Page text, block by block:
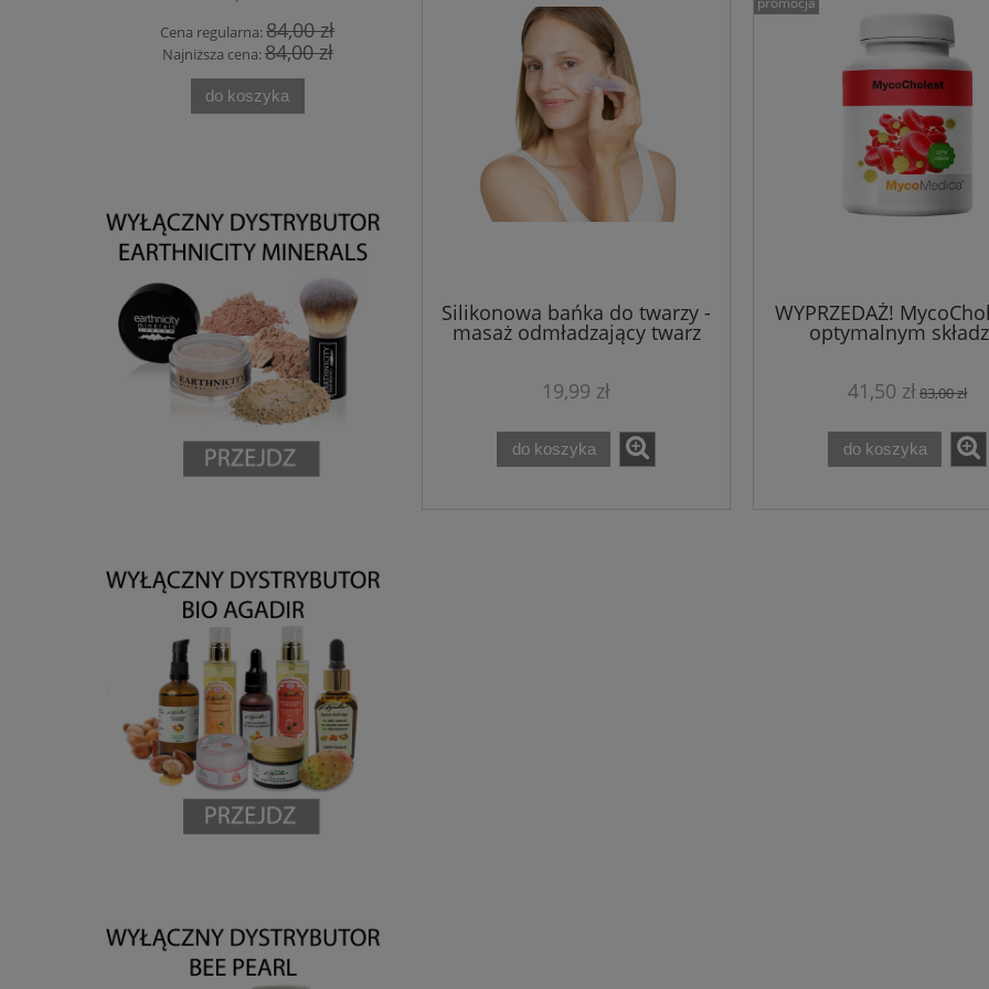
Cena regularna:84,00 zł
Najniższa cena:84,00 zł
do koszyka
Cena regularna:177,99 zł
Najniższa cena:177,99 zł
do koszyka
233,00 zł
Najniższa cena:229,50 zł
do koszyka
Silikonowa bańka do twarzy -
masaż odmładzający twarz
19,99 zł
do koszyka
WYPRZEDAŻ!
optymalnym
MycoMedica 120
41,50 zł83,00 zł
do koszyka